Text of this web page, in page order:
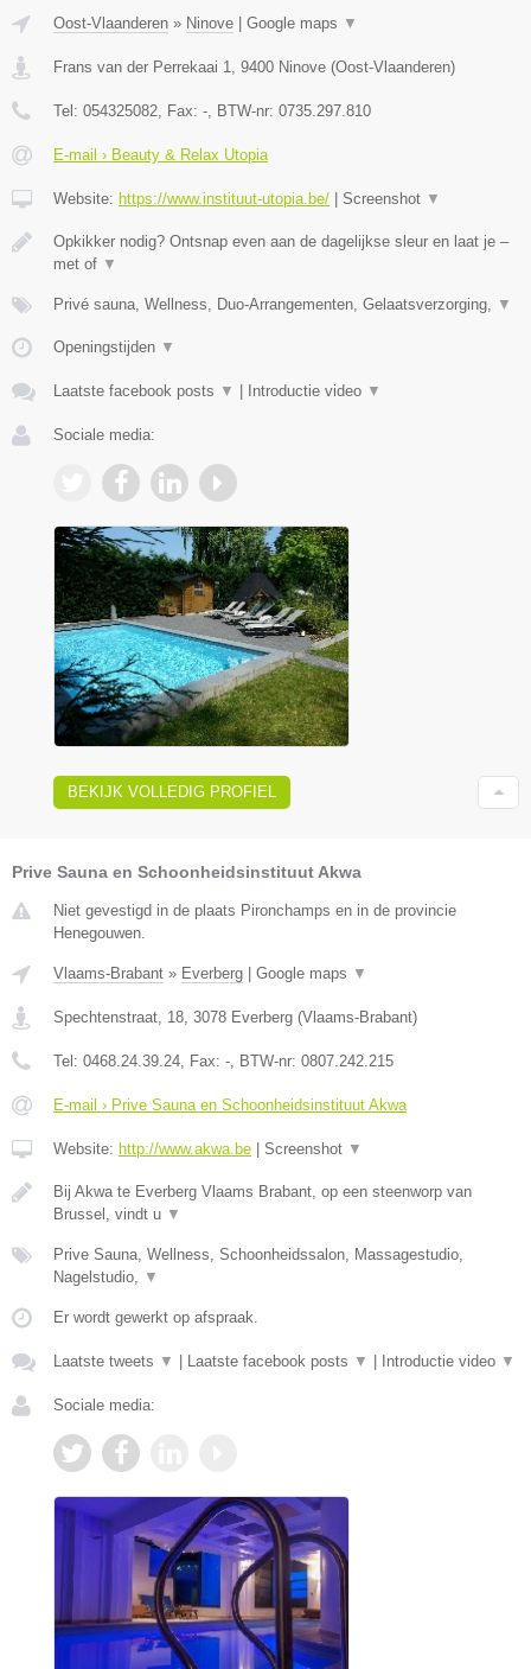
Oost-Vlaanderen » Ninove | Google maps ▼
Frans van der Perrekaai 1 9400 Ninove (Oost-Vlaanderen)
Tel: 054325082 , Fax: - , BTW-nr: 0735.297.810
E-mail › Beauty & Relax Utopia
Website: https://www.instituut-utopia.be/ | Screenshot ▼
Opkikker nodig? Ontsnap even aan de dagelijkse sleur en laat je –
met of ▼
Privé sauna, Wellness, Duo-Arrangementen, Gelaatsverzorging, ▼
Openingstijden ▼
Laatste facebook posts ▼ | Introductie video ▼
Sociale media:
BEKIJK VOLLEDIG PROFIEL
Prive Sauna en Schoonheidsinstituut Akwa
Niet gevestigd in de plaats Pironchamps en in de provincie
Henegouwen.
Vlaams-Brabant » Everberg Google maps ▼
Spechtenstraat, 18, 3078 Everberg (Vlaams-Brabant)
Tel: 0468.24.39.24, Fax: -, BTW-nr: 0807.242.215
E-mail › Prive Sauna en Schoonheidsinstituut Akwa
Website: http://www.akwa.be Screenshot ▼
Bij Akwa te Everberg Vlaams Brabant, op een steenworp van
Brussel, vindt u ▼
Prive Sauna, Wellness, Schoonheidssalon, Massagestudio,
Nagelstudio, ▼
Er wordt gewerkt op afspraak.
Laatste tweets ▼ Laatste facebook posts ▼ Introductie video ▼
Sociale media: